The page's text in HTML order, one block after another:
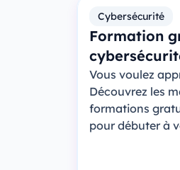
Cybersécurité
Formation
Vous voulez
Découvrez les
formations
pour débuter à